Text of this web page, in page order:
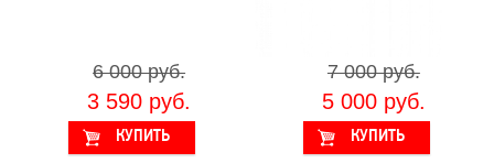
6 000 руб.
3 590 руб.
7 000 руб.
5 000 руб.